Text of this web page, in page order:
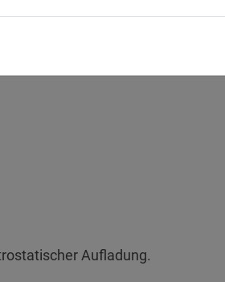
Aufladung.